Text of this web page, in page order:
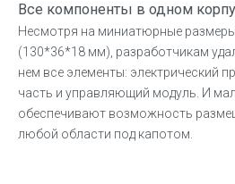
Все компоненты в одном
Несмотря на миниатюрные
(130*36*18 мм), разработчикам
нем все элементы: электрический
часть и управляющий модуль. И
обеспечивают возможность
любой области под капотом.